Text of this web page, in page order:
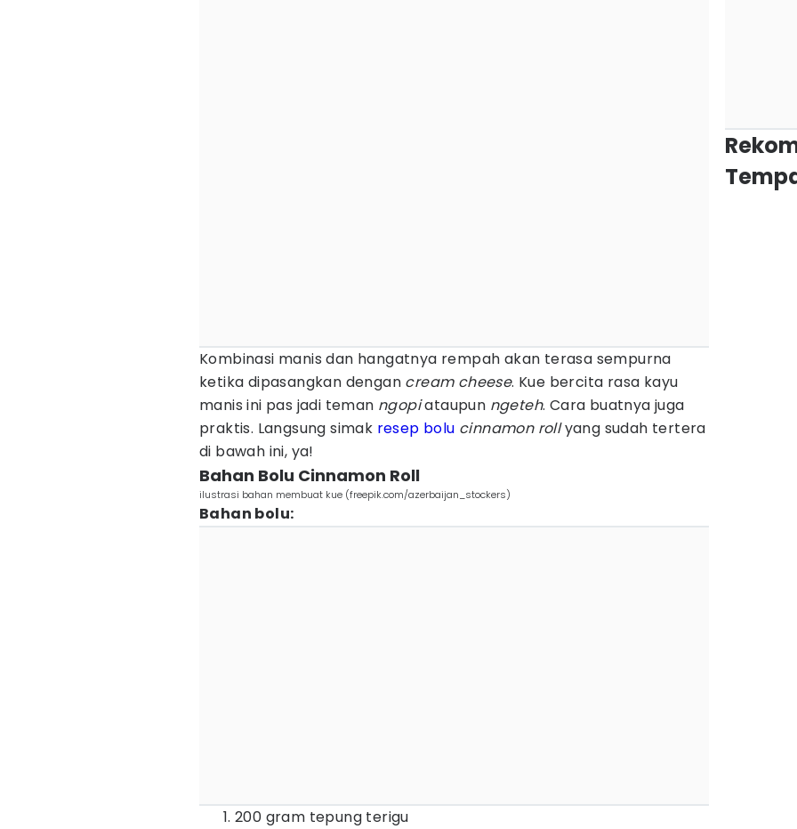
Kombinasi manis dan hangatnya rempah akan terasa sempurna
ketika dipasangkan dengan cream cheese. Kue bercita rasa kayu
manis ini pas jadi teman ngopiataupun ngeteh. Cara buatnya juga
praktis. Langsung simak resep bolu cinnamon rollyang sudah tertera
di bawah ini, ya!
Bahan Bolu Cinnamon Roll
ilustrasi bahan membuat kue (freepik.com/azerbaijan_stockers)
Bahan bolu:
200 gram tepung terigu